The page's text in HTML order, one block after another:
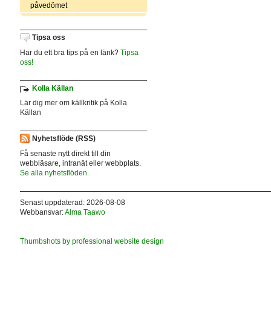
påvedömet
Tipsa oss
Har du ett bra tips på en länk? Tipsa
oss!
Kolla Källan
Lär dig mer om källkritik på Kolla
Källan
Nyhetsflöde (RSS)
Få senaste nytt direkt till din
webbläsare, intranät eller webbplats.
Se alla nyhetsflöden.
Senast uppdaterad: 2026-08-08
Webbansvar:Alma Taawo
Thumbshots by professional website design